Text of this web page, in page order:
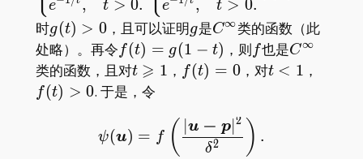
e , t > 0. e , t > 0.
时g(t)>0
g(t) > 0，且可以证明g
g是C^\infty
C∞类的函数（此
处略）。再令f(t)=g(1-
t)
f (t) = g(1 − t) ，则ff也是C^\infty
C∞
类的函数，且对t\geqslant1
t ⩾ 1 ， f(t)=0
f (t) = 0，对t<1
t < 1 ，
f (t) > 0. 于是，令
\psi(\boldsymbol
ψ(u) = f ( δ2
u − p∣ 2 ) .